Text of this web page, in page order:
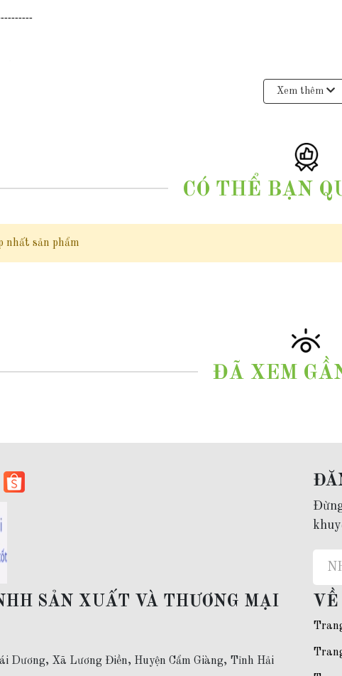
trọn đời ( bằng máy rung siêu âm)
Xem thêm
CÓ THỂ BẠN
nhất sản phẩm
ĐÃ XEM
SẢN XUẤT VÀ THƯƠNG MẠI
Dương, Xã Lương Điền, Huyện Cẩm Giàng, Tỉnh Hải